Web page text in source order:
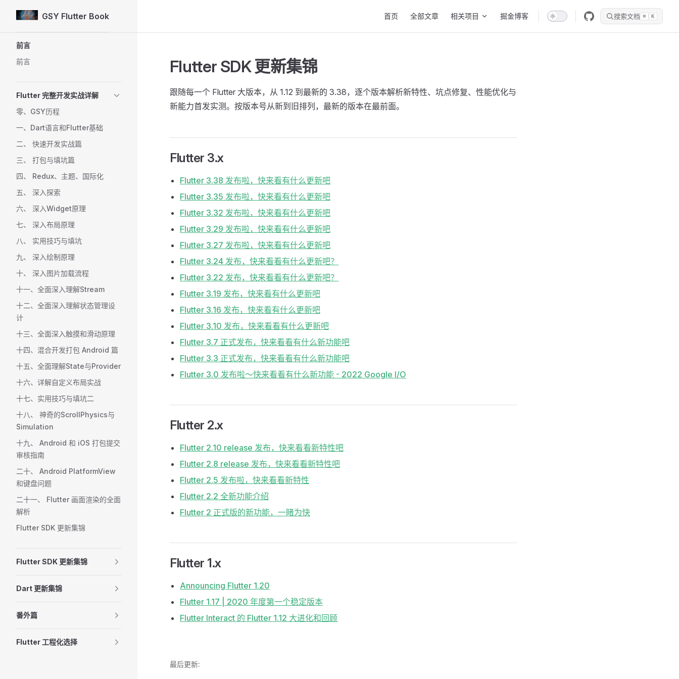
Skip to contentGSY Flutter Book 首页 全部文章 相关项目 掘金博客 搜索文档 ⌘ K
前言
前言
Flutter 完整开发实战详解
零、GSY历程
一、Dart语言和Flutter基础
二、 快速开发实战篇
三、 打包与填坑篇
四、 Redux、主题、国际化
五、 深入探索
六、 深入Widget原理
七、 深入布局原理
八、 实用技巧与填坑
九、 深入绘制原理
十、 深入图片加载流程
十一、全面深入理解Stream
十二、全面深入理解状态管理设
计
十三、全面深入触摸和滑动原理
十四、混合开发打包 Android 篇
十五、全面理解State与Provider
十六、详解自定义布局实战
十七、实用技巧与填坑二
十八、 神奇的ScrollPhysics与
Simulation
十九、 Android 和 iOS 打包提交
审核指南
二十、 Android PlatformView
和键盘问题
二十一、 Flutter 画面渲染的全面
解析
Flutter SDK 更新集锦
Flutter SDK 更新集锦
Dart 更新集锦
番外篇
Flutter 工程化选择
Flutter SDK 更新集锦
跟随每一个 Flutter 大版本，从 1.12 到最新的 3.38，逐个版本解析新特性、坑点修复、性能优化与
新能力首发实测。按版本号从新到旧排列，最新的版本在最前面。
Flutter 3.x
Flutter 3.38 发布啦，快来看有什么更新吧
Flutter 3.35 发布啦，快来看有什么更新吧
Flutter 3.32 发布啦，快来看有什么更新吧
Flutter 3.29 发布啦，快来看有什么更新吧
Flutter 3.27 发布啦，快来看有什么更新吧
Flutter 3.24 发布，快来看看有什么更新吧？
Flutter 3.22 发布，快来看看有什么更新吧？
Flutter 3.19 发布，快来看有什么更新吧
Flutter 3.16 发布，快来看有什么更新吧
Flutter 3.10 发布，快来看看有什么更新吧
Flutter 3.7 正式发布，快来看看有什么新功能吧
Flutter 3.3 正式发布，快来看看有什么新功能吧
Flutter 3.0 发布啦～快来看看有什么新功能 - 2022 Google I/O
Flutter 2.x
Flutter 2.10 release 发布，快来看看新特性吧
Flutter 2.8 release 发布，快来看看新特性吧
Flutter 2.5 发布啦，快来看看新特性
Flutter 2.2 全新功能介绍
Flutter 2 正式版的新功能，一睹为快
Flutter 1.x
Announcing Flutter 1.20
Flutter 1.17 | 2020 年度第一个稳定版本
Flutter Interact 的 Flutter 1.12 大进化和回顾
最后更新: